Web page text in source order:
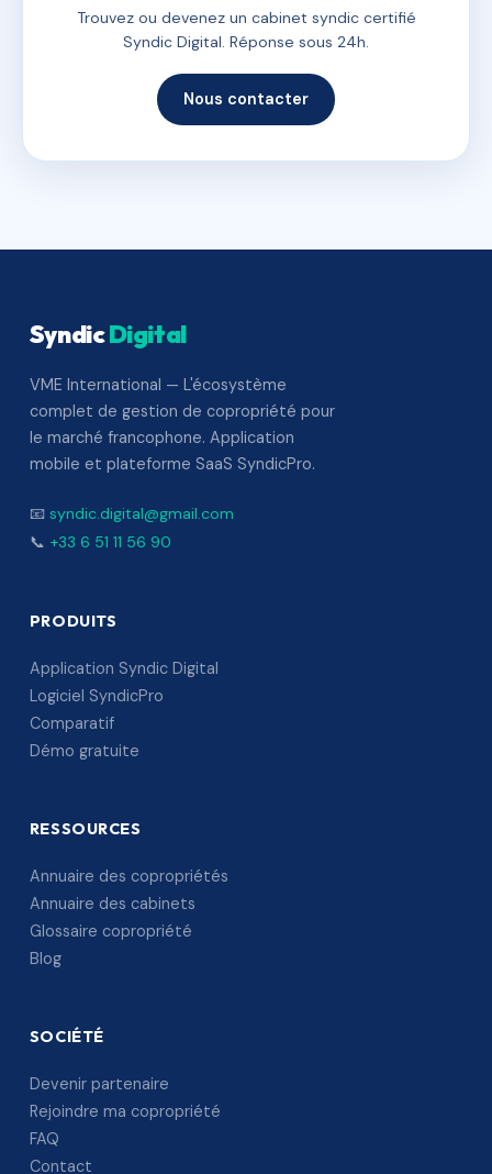
Trouvez ou devenez un cabinet syndic certifié
Syndic Digital. Réponse sous 24h.
Nous contacter
SyndicDigital
VME International — L'écosystème
complet de gestion de copropriété pour
le marché francophone. Application
mobile et plateforme SaaS SyndicPro.
📧 syndic.digital@gmail.com
📞 +33 6 51 11 56 90
PRODUITS
Application Syndic Digital
Logiciel SyndicPro
Comparatif
Démo gratuite
RESSOURCES
Annuaire des copropriétés
Annuaire des cabinets
Glossaire copropriété
Blog
SOCIÉTÉ
Devenir partenaire
Rejoindre ma copropriété
FAQ
Contact